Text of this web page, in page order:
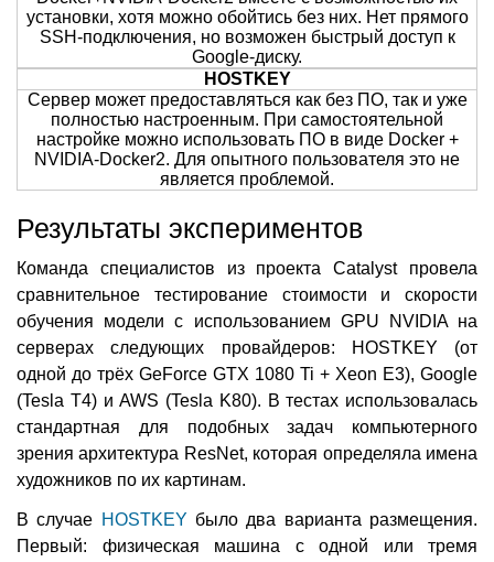
установки, хотя можно обойтись без них. Нет прямого
SSH-подключения, но возможен быстрый доступ к
Google-диску.
HOSTKEY
Сервер может предоставляться как без ПО, так и уже
полностью настроенным. При самостоятельной
настройке можно использовать ПО в виде Docker +
NVIDIA-Docker2. Для опытного пользователя это не
является проблемой.
Результаты экспериментов
Команда специалистов из проекта Catalyst провела
сравнительное тестирование стоимости и скорости
обучения модели с использованием GPU NVIDIA на
серверах следующих провайдеров: HOSTKEY (от
одной до трёх GeForce GTX 1080 Ti + Xeon E3), Google
(Tesla T4) и AWS (Tesla K80). В тестах использовалась
стандартная для подобных задач компьютерного
зрения архитектура ResNet, которая определяла имена
художников по их картинам.
В случае HOSTKEY было два варианта размещения.
Первый: физическая машина с одной или тремя